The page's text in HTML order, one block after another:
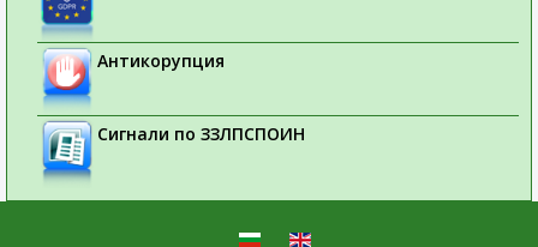
Антикорупция
Сигнали по ЗЗЛПСПОИН